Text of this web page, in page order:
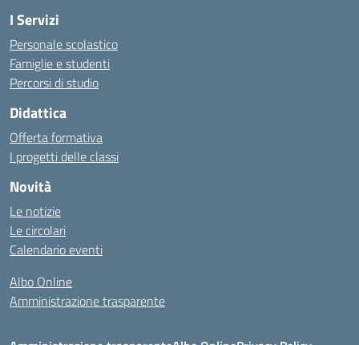
I Servizi
Personale scolastico
Famiglie e studenti
Percorsi di studio
Didattica
Offerta formativa
I progetti delle classi
Novità
Le notizie
Le circolari
Calendario eventi
Albo Online
Amministrazione trasparente